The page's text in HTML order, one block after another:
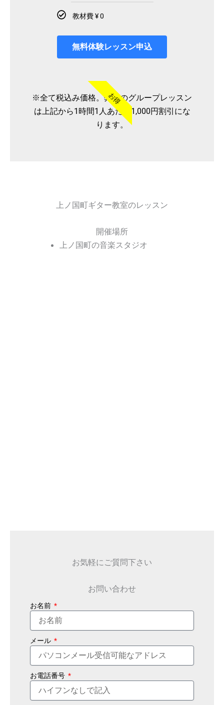
教材費 ¥ 0
無料体験レッスン申込
お得
※全て税込み価格。弊社のグループレッスン
は上記から1時間1人あたり1,000円割引にな
ります。
上ノ国町ギター教室のレッスン
開催場所
上ノ国町の音楽スタジオ
お気軽にご質問下さい
お問い合わせ
お名前
メール
お電話番号